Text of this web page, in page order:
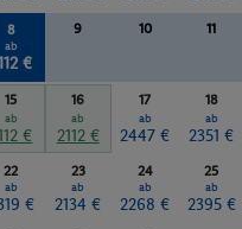
8
ab
€
9 10 11
15
ab
€
16
ab
2112 €
17
ab
2447 €
18
ab
2351 €
22
ab
€
23
ab
2134 €
24
ab
2268 €
25
ab
2395 €